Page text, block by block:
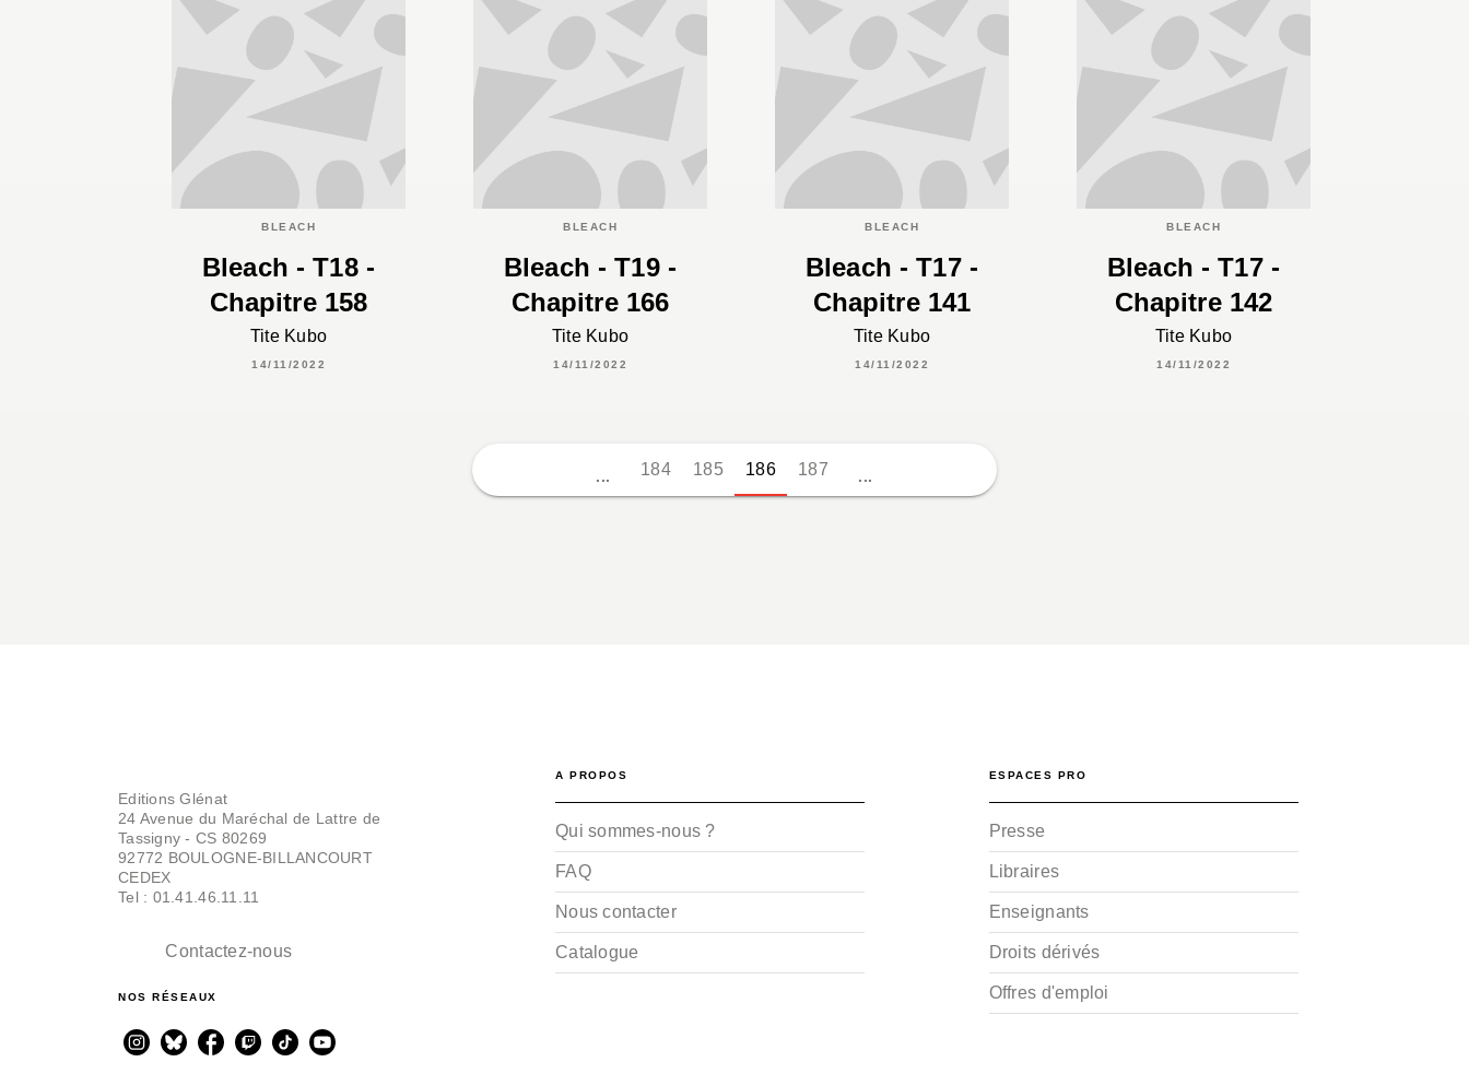
BLEACH
Bleach - T18 -
Chapitre 158
Tite Kubo
14/11/2022
BLEACH
Bleach - T19 -
Chapitre 166
Tite Kubo
14/11/2022
BLEACH
Bleach - T17 -
Chapitre 141
Tite Kubo
14/11/2022
BLEACH
Bleach - T17 -
Chapitre 142
Tite Kubo
14/11/2022
... 184 185 186 187 ...
Editions Glénat
24 Avenue du Maréchal de Lattre de
Tassigny - CS 80269
92772 BOULOGNE-BILLANCOURT
CEDEX
Tel : 01.41.46.11.11
Contactez-nous
NOS RÉSEAUX
A PROPOS
Qui sommes-nous ?
FAQ
Nous contacter
Catalogue
ESPACES PRO
Presse
Libraires
Enseignants
Droits dérivés
Offres d'emploi